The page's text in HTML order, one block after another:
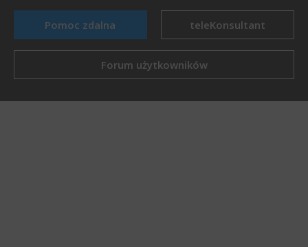
Pomoc zdalna teleKonsultant
Forum użytkowników